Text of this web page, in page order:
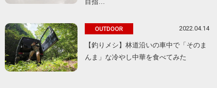
OUTDOOR 2022.04.14
【釣りメシ】林道沿いの車中で「そのま
んま」な冷やし中華を食べてみた